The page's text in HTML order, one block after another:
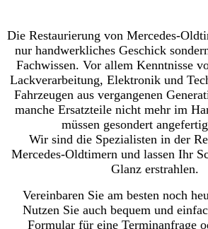
Die Restaurierung von Mercedes-
nur handwerkliches Geschick
Fachwissen. Vor allem Kenntnisse
Lackverarbeitung, Elektronik und
Fahrzeugen aus vergangenen
manche Ersatzteile nicht mehr im
müssen gesondert
Wir sind die Spezialisten in der
Mercedes-Oldtimern und lassen Ihr
Glanz erstrahlen.
Vereinbaren Sie am besten noch
Nutzen Sie auch bequem und
Formular für eine Terminanfrage